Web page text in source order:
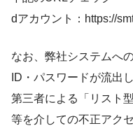
dアカウント：https://
なお、弊社システムへ
ID・パスワードが流出
第三者による「リスト
等を介しての不正アク